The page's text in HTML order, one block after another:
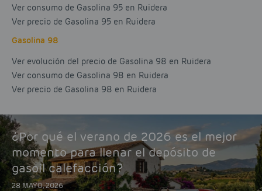
Ver consumo de Gasolina 95 en Ruidera
Ver precio de Gasolina 95 en Ruidera
Gasolina 98
Ver evolución del precio de Gasolina 98 en Ruidera
Ver consumo de Gasolina 98 en Ruidera
Ver precio de Gasolina 98 en Ruidera
¿Por qué el verano de 2026 es el mejor
momento para llenar el depósito de
gasoil calefacción?
28 MAYO, 2026